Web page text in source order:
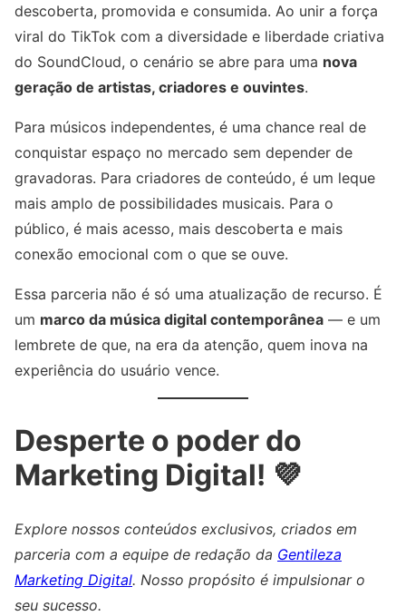
descoberta, promovida e consumida. Ao unir a força
viral do TikTok com a diversidade e liberdade criativa
do SoundCloud, o cenário se abre para uma nova
geração de artistas, criadores e ouvintes.
Para músicos independentes, é uma chance real de
conquistar espaço no mercado sem depender de
gravadoras. Para criadores de conteúdo, é um leque
mais amplo de possibilidades musicais. Para o
público, é mais acesso, mais descoberta e mais
conexão emocional com o que se ouve.
Essa parceria não é só uma atualização de recurso. É
um marco da música digital contemporânea — e um
lembrete de que, na era da atenção, quem inova na
experiência do usuário vence.
Desperte o poder do
Marketing Digital! 💜
Explore nossos conteúdos exclusivos, criados em
parceria com a equipe de redação da Gentileza
Marketing Digital. Nosso propósito é impulsionar o
seu sucesso.